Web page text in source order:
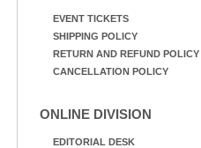
EVENT TICKETS
SHIPPING POLICY
RETURN AND REFUND POLICY
CANCELLATION POLICY
ONLINE DIVISION
EDITORIAL DESK